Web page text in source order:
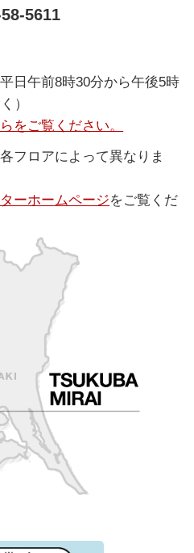
58-5611
日午前8時30分から午後5時
）
をご覧ください。
フロアによって異なりま
ーホームページをご覧くだ